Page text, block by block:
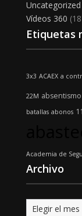
Uncategorized
Vídeos 360
Etiquetas
3x3 ACAEX a
22M absentismo
batallas abonos
Academia de
Archivo
Archivo